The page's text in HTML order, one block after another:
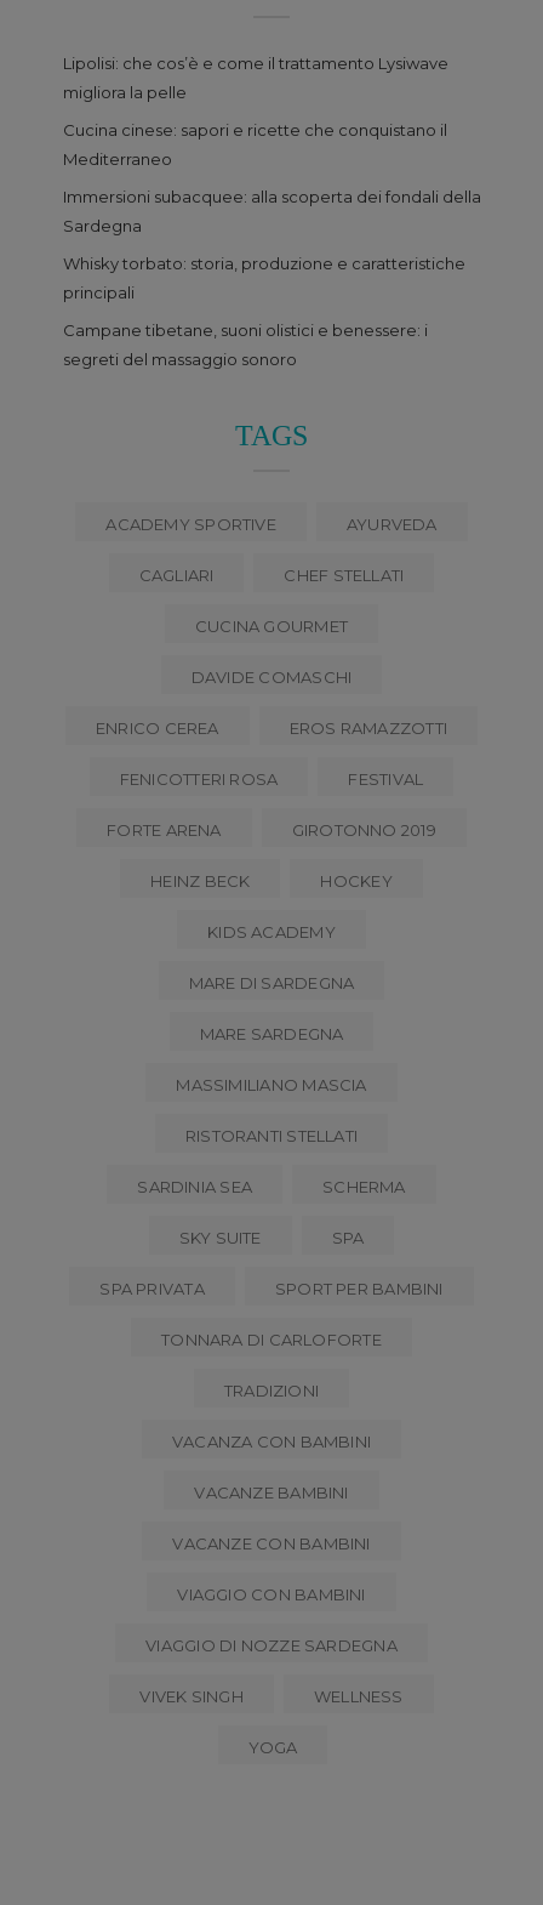
Lipolisi: che cos’è e come il trattamento Lysiwave
migliora la pelle
Cucina cinese: sapori e ricette che conquistano il
Mediterraneo
Immersioni subacquee: alla scoperta dei fondali della
Sardegna
Whisky torbato: storia, produzione e caratteristiche
principali
Campane tibetane, suoni olistici e benessere: i
segreti del massaggio sonoro
TAGS
ACADEMY SPORTIVE AYURVEDA
CAGLIARI CHEF STELLATI
CUCINA GOURMET
DAVIDE COMASCHI
ENRICO CEREA EROS RAMAZZOTTI
FENICOTTERI ROSA FESTIVAL
FORTE ARENA GIROTONNO 2019
HEINZ BECK HOCKEY
KIDS ACADEMY
MARE DI SARDEGNA
MARE SARDEGNA
MASSIMILIANO MASCIA
RISTORANTI STELLATI
SARDINIA SEA SCHERMA
SKY SUITE SPA
SPA PRIVATA SPORT PER BAMBINI
TONNARA DI CARLOFORTE
TRADIZIONI
VACANZA CON BAMBINI
VACANZE BAMBINI
VACANZE CON BAMBINI
VIAGGIO CON BAMBINI
VIAGGIO DI NOZZE SARDEGNA
VIVEK SINGH WELLNESS
YOGA